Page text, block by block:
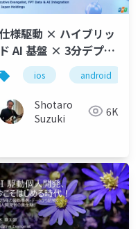
様駆動 × ハイブリッ
ド AI 基盤 × 3分デプロ
イで実装するモバイル
アプリ + AI Agent
ios android
Shotaro
Suzuki
6K